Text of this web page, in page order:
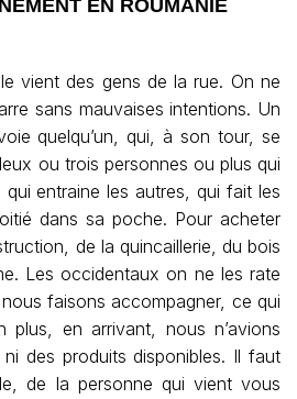
EN ROUMANIE
vient des gens de la rue. On ne
sans mauvaises intentions. Un
quelqu’un, qui, à son tour, se
ou trois personnes ou plus qui
entraine les autres, qui fait les
dans sa poche. Pour acheter
de la quincaillerie, du bois
Les occidentaux on ne les rate
faisons accompagner, ce qui
plus, en arrivant, nous n’avions
des produits disponibles. Il faut
de la personne qui vient vous